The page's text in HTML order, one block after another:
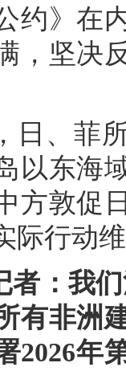
约》在
，坚决
日、菲
以东海
方敦促
际行动
者：我
有非洲
2026年